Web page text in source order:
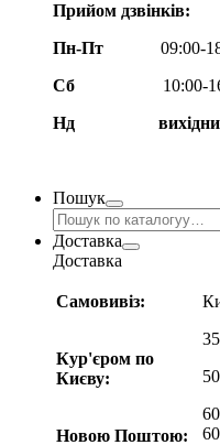
Прийом дзвінків:
Пн-Пт
09:00-
Сб
10:00-
Нд
Пошук
Доставка
Доставка
Самовивіз:
Кур'єром по
Києву:
Новою Поштою: